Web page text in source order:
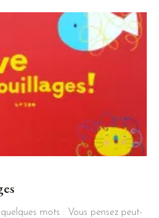
mots : Vous pensez peut-